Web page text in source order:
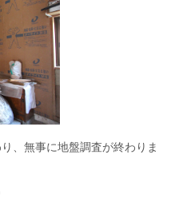
、無事に地盤調査が終わりま